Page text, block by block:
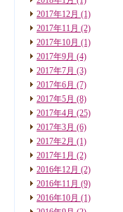
2017年12月 (1)
2017年11月 (2)
2017年10月 (1)
2017年9月 (4)
2017年7月 (3)
2017年6月 (7)
2017年5月 (8)
2017年4月 (25)
2017年3月 (6)
2017年2月 (1)
2017年1月 (2)
2016年12月 (2)
2016年11月 (9)
2016年10月 (1)